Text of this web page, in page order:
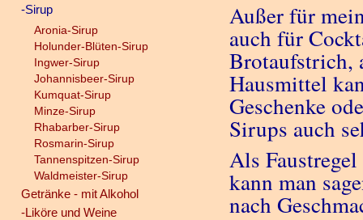
-Sirup
Aronia-Sirup
Holunder-Blüten-Sirup
Ingwer-Sirup
Johannisbeer-Sirup
Kumquat-Sirup
Minze-Sirup
Rhabarber-Sirup
Rosmarin-Sirup
Tannenspitzen-Sirup
Waldmeister-Sirup
Getränke - mit Alkohol
-Liköre und Weine
Außer für
auch für
Brotaufstrich,
Hausmittel
Geschenke
Sirups auch
Als
kann man
nach